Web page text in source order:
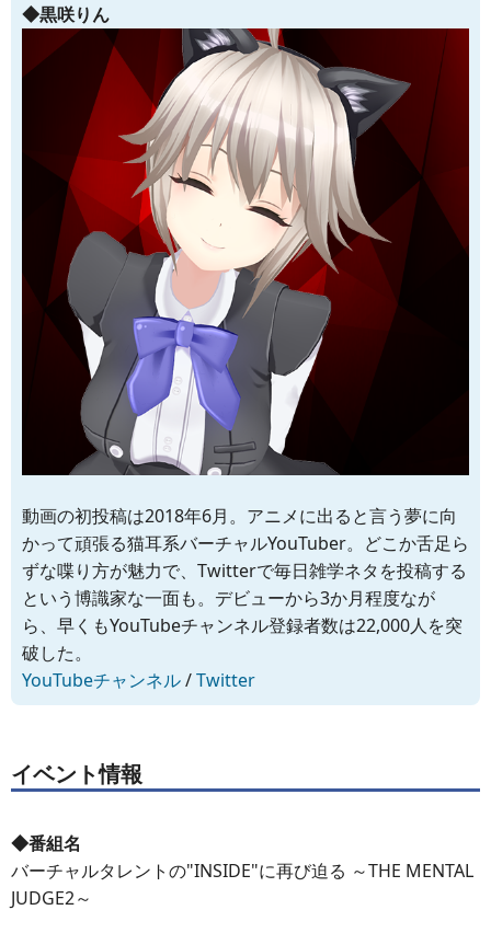
◆黒咲りん
動画の初投稿は2018年6月。アニメに出ると言う夢に向
かって頑張る猫耳系バーチャルYouTuber。どこか舌足ら
ずな喋り方が魅力で、Twitterで毎日雑学ネタを投稿する
という博識家な一面も。デビューから3か月程度なが
ら、早くもYouTubeチャンネル登録者数は22,000人を突
破した。
YouTubeチャンネル/Twitter
イベント情報
◆番組名
バーチャルタレントの"INSIDE"に再び迫る ～THE MENTAL
JUDGE2～